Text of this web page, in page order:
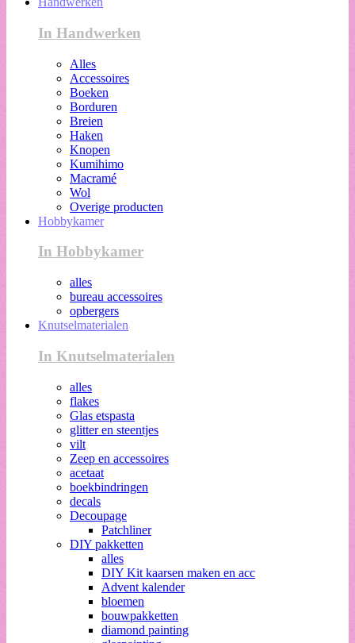
In Handwerken
Alles
Accessoires
Boeken
Borduren
Breien
Haken
Knopen
Kumihimo
Macramé
Wol
Overige producten
Hobbykamer
In Hobbykamer
alles
bureau accessoires
opbergers
Knutselmaterialen
In Knutselmaterialen
alles
flakes
Glas etspasta
glitter en steentjes
vilt
Zeep en accessoires
acetaat
boekbindringen
decals
Decoupage
Patchliner
DIY pakketten
alles
DIY Kit kaarsen maken en acc
Advent kalender
bloemen
bouwpakketten
diamond painting